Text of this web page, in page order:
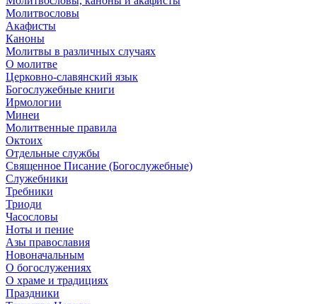
Молитвословы
Акафисты
Каноны
Молитвы в различных случаях
О молитве
Церковно-славянский язык
Богослужебные книги
Ирмологии
Минеи
Молитвенные правила
Октоих
Отдельные службы
Священное Писание (Богослужебные)
Служебники
Требники
Триоди
Часословы
Ноты и пение
Азы православия
Новоначальным
О богослужениях
О храме и традициях
Праздники